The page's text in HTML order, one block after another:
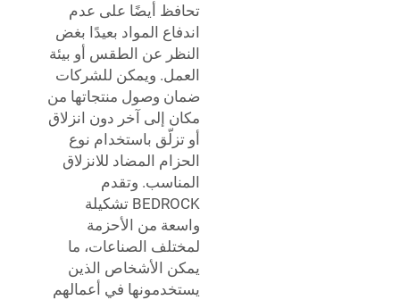
تحافظ أيضًا على عدم
اندفاع المواد بعيدًا بغض
النظر عن الطقس أو بيئة
العمل. ويمكن للشركات
ضمان وصول منتجاتها من
مكان إلى آخر دون انزلاق
أو تزلّق باستخدام نوع
الحزام المضاد للانزلاق
المناسب. وتقدم
BEDROCK تشكيلة
واسعة من الأحزمة
لمختلف الصناعات، ما
يمكن الأشخاص الذين
يستخدمونها في أعمالهم